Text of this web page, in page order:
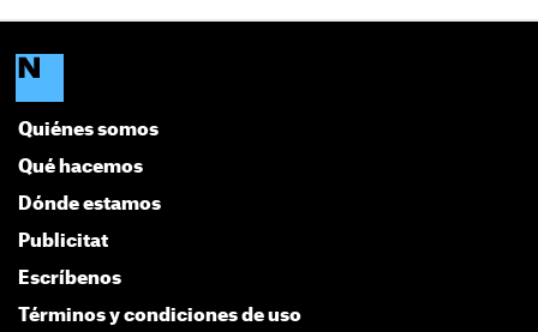
Quiénes somos
Qué hacemos
Dónde estamos
Publicitat
Escríbenos
Términos y condiciones de uso